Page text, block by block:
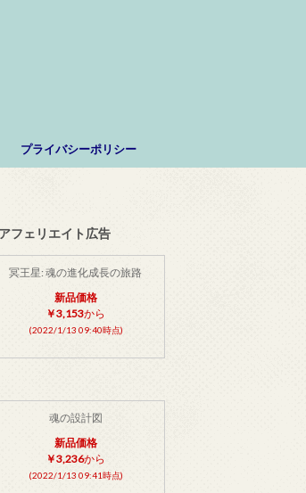
プライバシーポリシー
アフェリエイト広告
冥王星: 魂の進化成長の旅路
新品価格
￥3,153から
(2022/1/13 09:40時点)
魂の設計図
新品価格
￥3,236から
(2022/1/13 09:41時点)